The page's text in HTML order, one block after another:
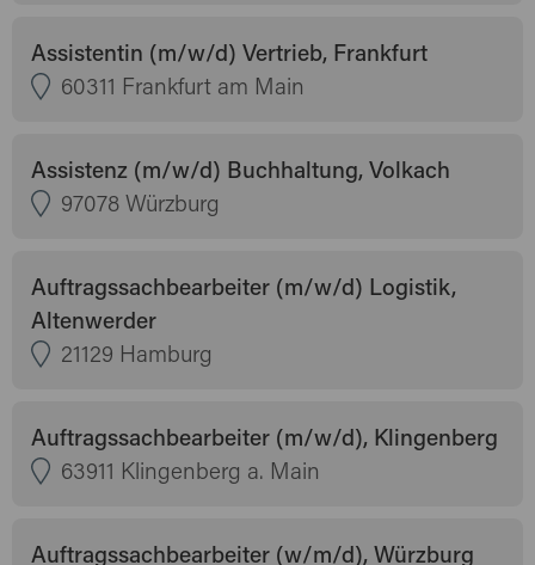
Assistentin (m/w/d) Vertrieb, Frankfurt
60311 Frankfurt am Main
Assistenz (m/w/d) Buchhaltung, Volkach
97078 Würzburg
Auftragssachbearbeiter (m/w/d) Logistik,
Altenwerder
21129 Hamburg
Auftragssachbearbeiter (m/w/d), Klingenberg
63911 Klingenberg a. Main
Auftragssachbearbeiter (w/m/d), Würzburg